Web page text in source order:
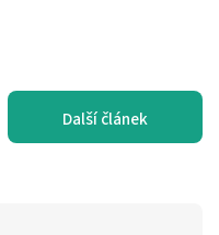
Další článek